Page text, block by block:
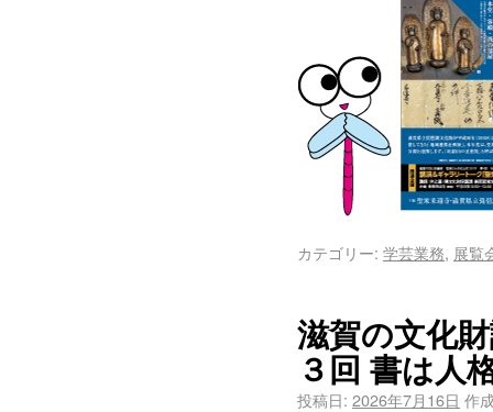
カテゴリー: 学芸業務, 展覧
滋賀の文化
３回 書は人
投稿日: 2026年7月16日 作